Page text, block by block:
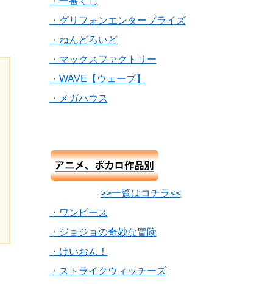
・グリフォンエンタープライズ
・ねんどろいど
・マックスファクトリー
・WAVE【ウェーブ】
・メガハウス
>>一覧はコチラ<<
・ワンピース
・ジョジョの奇妙な冒険
・けいおん！
・ストライクウィッチーズ